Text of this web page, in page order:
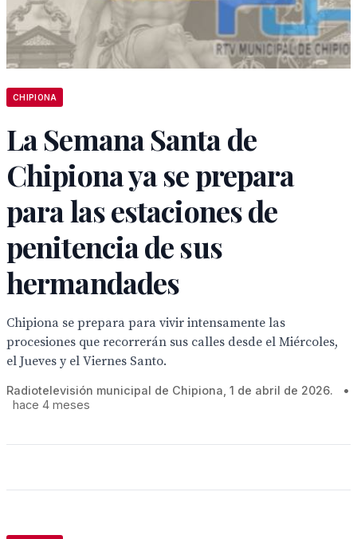
CHIPIONA
La Semana Santa de
Chipiona ya se prepara
para las estaciones de
penitencia de sus
hermandades
Chipiona se prepara para vivir intensamente las
procesiones que recorrerán sus calles desde el Miércoles,
el Jueves y el Viernes Santo.
Radiotelevisión municipal de Chipiona, 1 de abril de 2026.
•
hace 4 meses